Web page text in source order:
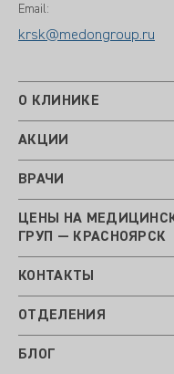
Email:
krsk@medongroup.ru
О КЛИНИКЕ
АКЦИИ
ВРАЧИ
ЦЕНЫ НА
ГРУП — КРАСНОЯРСК
КОНТАКТЫ
ОТДЕЛЕНИЯ
БЛОГ